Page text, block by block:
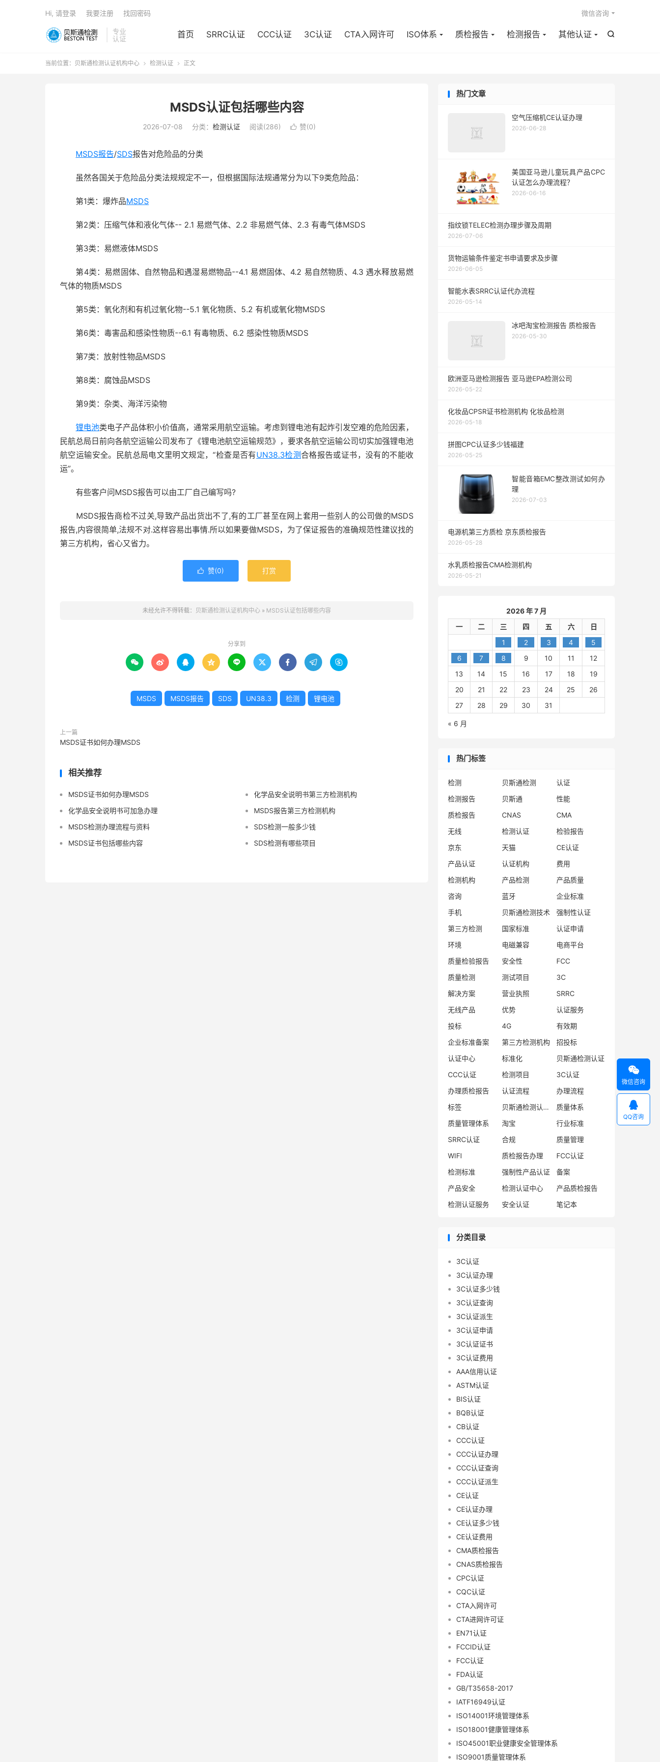
专业
认证

首页 SRRC认证 CCC认证 3C认证 CTA入网许可 ISO体系 质检报告 检测报告 其他认证
微信咨询
Hi, 请登录 我要注册 找回密码
当前位置： 贝斯通检测认证机构中心  检测认证  正文
MSDS认证包括哪些内容
2026-07-08 分类： 检测认证 阅读(286)  赞(0)
MSDS报告/SDS报告对危险品的分类
虽然各国关于危险品分类法规规定不一，但根据国际法规通常分为以下9类危险品：
第1类：爆炸品MSDS
第2类：压缩气体和液化气体-- 2.1 易燃气体、2.2 非易燃气体、2.3 有毒气体MSDS
第3类：易燃液体MSDS
第4类：易燃固体、自然物品和遇湿易燃物品--4.1 易燃固体、4.2 易自然物质、4.3 遇水释放易燃
气体的物质MSDS
第5类：氧化剂和有机过氧化物--5.1 氧化物质、5.2 有机或氧化物MSDS
第6类：毒害品和感染性物质--6.1 有毒物质、6.2 感染性物质MSDS
第7类：放射性物品MSDS
第8类：腐蚀品MSDS
第9类：杂类、海洋污染物
锂电池类电子产品体积小价值高，通常采用航空运输。考虑到锂电池有起炸引发空难的危险因素，
民航总局日前向各航空运输公司发布了《锂电池航空运输规范》，要求各航空运输公司切实加强锂电池
航空运输安全。民航总局电文里明文规定，“检查是否有UN38.3检测合格报告或证书，没有的不能收
运”。
有些客户问MSDS报告可以由工厂自己编写吗?
MSDS报告商检不过关,导致产品出货出不了,有的工厂甚至在网上套用一些别人的公司做的MSDS
报告,内容很简单,法规不对.这样容易出事情.所以如果要做MSDS，为了保证报告的准确规范性建议找的
第三方机构，省心又省力。
 赞(0) 打赏
未经允许不得转载： 贝斯通检测认证机构中心 » MSDS认证包括哪些内容
分享到
        
MSDS MSDS报告 SDS UN38.3 检测 锂电池
上一篇
MSDS证书如何办理MSDS
相关推荐
MSDS证书如何办理MSDS
化学品安全说明书第三方检测机构
化学品安全说明书可加急办理
MSDS报告第三方检测机构
MSDS检测办理流程与资料
SDS检测一般多少钱
MSDS证书包括哪些内容
SDS检测有哪些项目
热门文章
空气压缩机CE认证办理
2026-06-28
美国亚马逊儿童玩具产品CPC
认证怎么办理流程？
2026-06-16
指纹锁TELEC检测办理步骤及周期
2026-07-06
货物运输条件鉴定书申请要求及步骤
2026-06-05
智能水表SRRC认证代办流程
2026-05-14
冰吧淘宝检测报告 质检报告
2026-05-30
欧洲亚马逊检测报告 亚马逊EPA检测公司
2026-05-22
化妆品CPSR证书检测机构 化妆品检测
2026-05-18
拼图CPC认证多少钱福建
2026-05-25
智能音箱EMC整改测试如何办
理
2026-07-03
电源机第三方质检 京东质检报告
2026-05-28
水乳质检报告CMA检测机构
2026-05-21
2026 年 7 月
一
二 三 四 五 六
日
1
2 3 4
5
6
7 8 9 10 11
12
13
14 15 16 17 18
19
20
21 22 23 24 25
26
27
28 29 30 31
« 6 月
热门标签
检测 贝斯通检测
认证
检测报告
贝斯通
性能
质检报告
CNAS
CMA
无线
检测认证
检验报告
京东
天猫
CE认证
产品认证
认证机构
费用
检测机构
产品检测
产品质量
咨询
蓝牙
企业标准
手机
贝斯通检测技术
强制性认证
第三方检测
国家标准
认证申请
环境
电磁兼容
电商平台
质量检验报告
安全性
FCC
质量检测
测试项目
3C
解决方案
营业执照
SRRC
无线产品
优势
认证服务
投标
4G
有效期
企业标准备案
第三方检测机构
招投标
认证中心
标准化
贝斯通检测认证
CCC认证
检测项目
3C认证
办理质检报告
认证流程
办理流程
标签
贝斯通检测认证中心
质量体系
质量管理体系
淘宝
行业标准
SRRC认证
合规
质量管理
WIFI
质检报告办理
FCC认证
检测标准
强制性产品认证
备案
产品安全
检测认证中心
产品质检报告
检测认证服务
安全认证 笔记本
分类目录
3C认证
3C认证办理
3C认证多少钱
3C认证查询
3C认证派生
3C认证申请
3C认证证书
3C认证费用
AAA信用认证
ASTM认证
BIS认证
BQB认证
CB认证
CCC认证
CCC认证办理
CCC认证查询
CCC认证派生
CE认证
CE认证办理
CE认证多少钱
CE认证费用
CMA质检报告
CNAS质检报告
CPC认证
CQC认证
CTA入网许可
CTA进网许可证
EN71认证
FCCID认证
FCC认证
FDA认证
GB/T35658-2017
IATF16949认证
ISO14001环境管理体系
ISO18001健康管理体系
ISO45001职业健康安全管理体系
ISO9001质量管理体系

微信咨询

QQ咨询